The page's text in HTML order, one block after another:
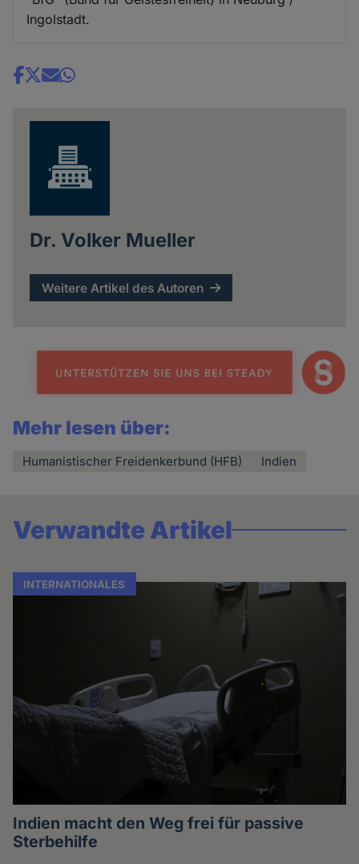
Ingolstadt.
Share
Dr. Volker Mueller
Weitere Artikel des Autoren
Mehr lesen über:
Humanistischer Freidenkerbund (HFB) Indien
Verwandte Artikel
INTERNATIONALES
Indien macht den Weg frei für passive
Sterbehilfe